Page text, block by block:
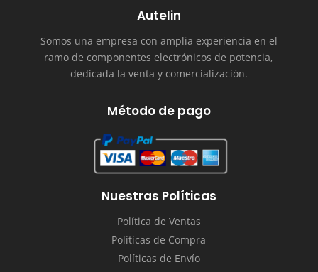
Autelin
Somos una empresa con amplia experiencia en el
ramo de componentes electrónicos de potencia,
dedicada la venta y comercialización.
Método de pago
Nuestras Políticas
Política de Ventas
Políticas de Compra
Políticas de Envío